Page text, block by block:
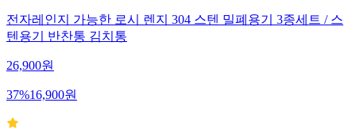
전자레인지 가능한 로시 렌지 304 스텐 밀폐용기 3종세트 / 스
텐용기 반찬통 김치통
26,900원
37%16,900원